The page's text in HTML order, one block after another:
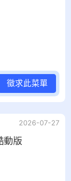
徵求此菜單
2026-07-27
動版